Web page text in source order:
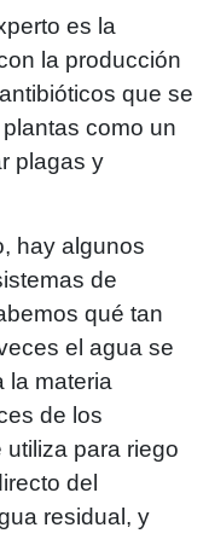
es la
la producción
que se
como un
plagas y
hay algunos
de
qué tan
el agua se
la materia
de los
para riego
del
residual, y